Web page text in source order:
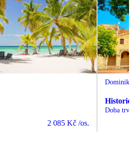
2 085 Kč /os.
Doba